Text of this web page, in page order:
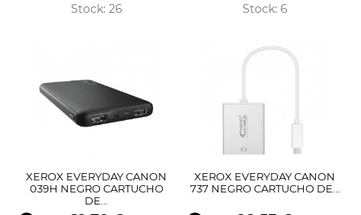
Stock: 26 Stock: 6
XEROX EVERYDAY CANON
039H NEGRO CARTUCHO
DE...
XEROX EVERYDAY CANON
737 NEGRO CARTUCHO DE...